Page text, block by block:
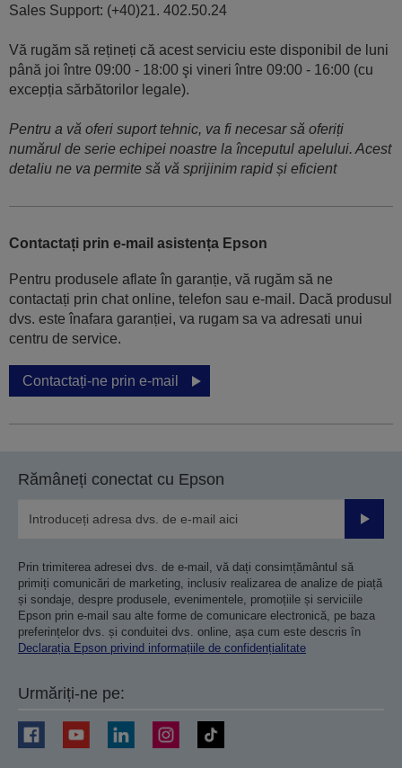
Sales Support: (+40)21. 402.50.24
Vă rugăm să rețineți că acest serviciu este disponibil de luni
până joi între 09:00 - 18:00 şi vineri între 09:00 - 16:00 (cu
excepția sărbătorilor legale).
Pentru a vă oferi suport tehnic, va fi necesar să oferiți
numărul de serie echipei noastre la începutul apelului. Acest
detaliu ne va permite să vă sprijinim rapid și eficient
Contactați prin e-mail asistența Epson
Pentru produsele aflate în garanție, vă rugăm să ne
contactați prin chat online, telefon sau e-mail. Dacă produsul
dvs. este înafara garanției, va rugam sa va adresati unui
centru de service.
Contactați-ne prin e-mail
Rămâneți conectat cu Epson
Prin trimiterea adresei dvs. de e-mail, vă dați consimțământul să
primiți comunicări de marketing, inclusiv realizarea de analize de piață
și sondaje, despre produsele, evenimentele, promoțiile și serviciile
Epson prin e-mail sau alte forme de comunicare electronică, pe baza
preferințelor dvs. și conduitei dvs. online, așa cum este descris în
Declarația Epson privind informațiile de confidențialitate
Urmăriți-ne pe: